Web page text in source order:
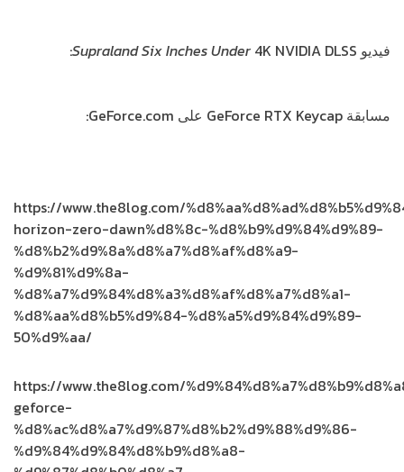
فيديو
Supraland Six Inches Under 4K NVIDIA DLSS:
مسابقة GeForce RTX Keycap على GeForce.com:
https://www.the8log.com/
horizon-zero-dawn%d8%8c-%d8%b9%d9%84%d9%89-
%d8%b2%d9%8a%d8%a7%d8%af%d8%a9-
%d9%81%d9%8a-
%d8%a7%d9%84%d8%a3%d8%af%d8%a7%d8%a1-
%d8%aa%d8%b5%d9%84-%d8%a5%d9%84%d9%89-
50%d9%aa/
https://www.the8log.com/
geforce-
%d8%ac%d8%a7%d9%87%d8%b2%d9%88%d9%86-
%d9%84%d9%84%d8%b9%d8%a8-